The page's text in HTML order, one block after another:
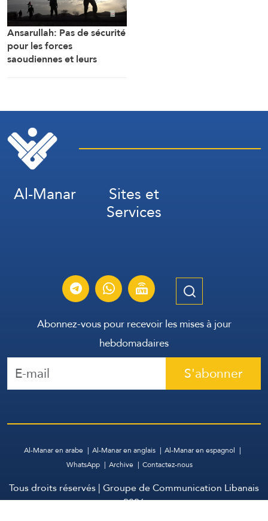
Ansarullah: Pas de sécurité
pour les forces
saoudiennes et leurs
Al-Manar Sites et
Services
Abonnez-vous pour recevoir les mises à jour
hebdomadaires
S'abonner
Al-Manar en arabe Al-Manar en anglais
Al-Manar en espagnol
WhatsApp
Archive Contactez-nous
Tous droits réservés | Groupe de Communication Libanais
2026